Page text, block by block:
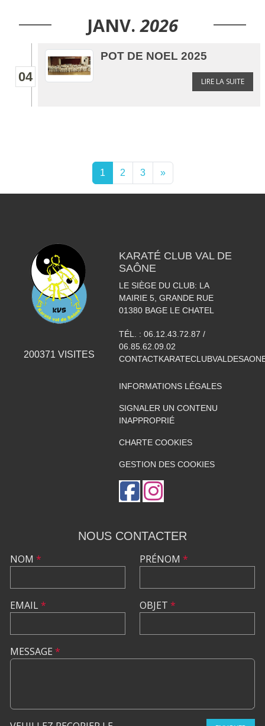
JANV. 2026
04
POT DE NOEL 2025
LIRE LA SUITE
1 2 3 »
200371 VISITES
KARATÉ CLUB VAL DE
SAÔNE
LE SIÈGE DU CLUB: LA
MAIRIE 5, GRANDE RUE
01380 BAGE LE CHATEL
TÉL. : 06.12.43.72.87 /
06.85.62.09.02
INFORMATIONS LÉGALES
SIGNALER UN CONTENU
INAPPROPRIÉ
CHARTE COOKIES
GESTION DES COOKIES
NOUS CONTACTER
NOM *
EMAIL*
PRÉNOM *
OBJET *
MESSAGE *